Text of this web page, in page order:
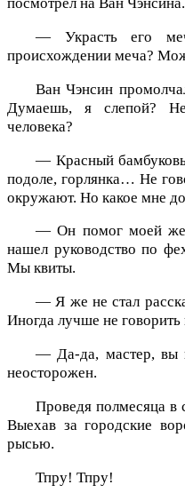
— Украсть его
происхождении меча?
Ван Чэнсин
Думаешь, я слепой? Не
человека?
— Красный
подоле, горлянка… Не
окружают. Но какое мне до
— Он помог моей
нашел руководство по
Мы квиты.
— Я же не стал
Иногда лучше не говорить
— Да-да, мастер, вы
неосторожен.
Проведя полмесяца в
Выехав за городские
рысью.
Тпру! Тпру!